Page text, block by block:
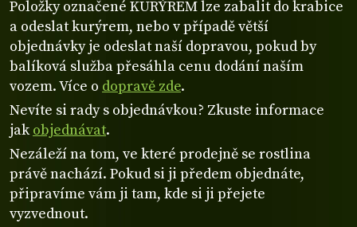
Položky označené KURÝREM lze zabalit do krabice
a odeslat kurýrem, nebo v případě větší
objednávky je odeslat naší dopravou, pokud by
balíková služba přesáhla cenu dodání naším
vozem. Více o dopravě zde.
Nevíte si rady s objednávkou? Zkuste informace
jakobjednávat.
Nezáleží na tom, ve které prodejně se rostlina
právě nachází. Pokud si ji předem objednáte,
připravíme vám ji tam, kde si ji přejete
vyzvednout.